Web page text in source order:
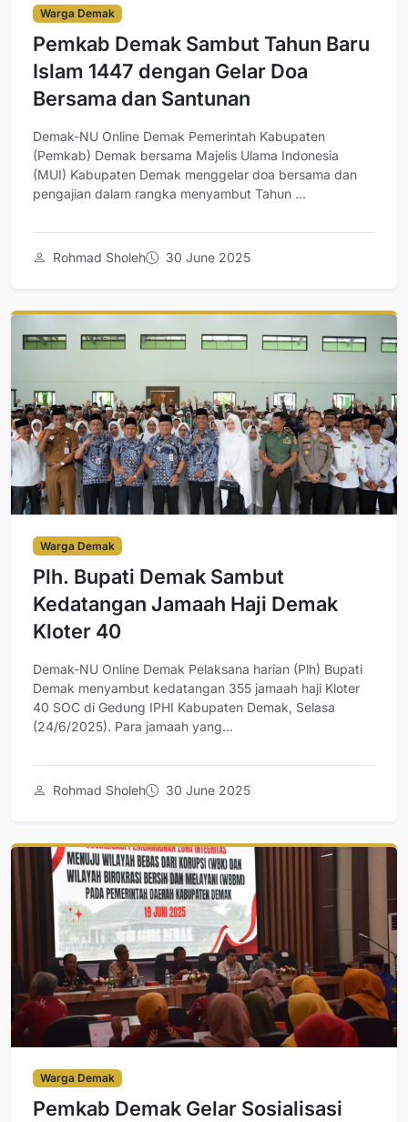
Warga Demak
Pemkab Demak Sambut Tahun Baru
Islam 1447 dengan Gelar Doa
Bersama dan Santunan
Demak-NU Online Demak Pemerintah Kabupaten
(Pemkab) Demak bersama Majelis Ulama Indonesia
(MUI) Kabupaten Demak menggelar doa bersama dan
pengajian dalam rangka menyambut Tahun ...
Rohmad Sholeh 30 June 2025
Warga Demak
Plh. Bupati Demak Sambut
Kedatangan Jamaah Haji Demak
Kloter 40
Demak-NU Online Demak Pelaksana harian (Plh) Bupati
Demak menyambut kedatangan 355 jamaah haji Kloter
40 SOC di Gedung IPHI Kabupaten Demak, Selasa
(24/6/2025). Para jamaah yang...
Rohmad Sholeh 30 June 2025
Warga Demak
Pemkab Demak Gelar Sosialisasi